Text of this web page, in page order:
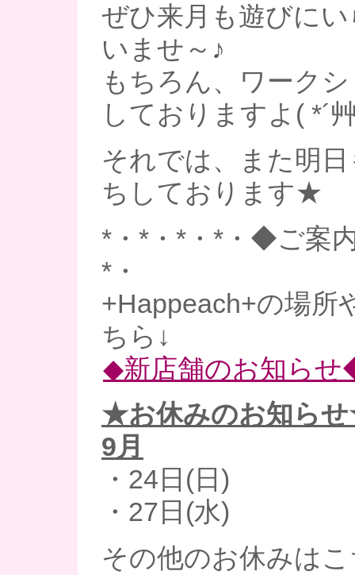
ぜひ来月も遊びに
いませ～♪
もちろん、ワーク
しておりますよ( *´
それでは、また明
ちしております★
*・*・*・*・◆ご案
*・
+Happeach+の場所
ちら↓
◆新店舗のお知ら
★お休みのお知ら
9月
・24日(日)
・27日(水)
その他のお休みは